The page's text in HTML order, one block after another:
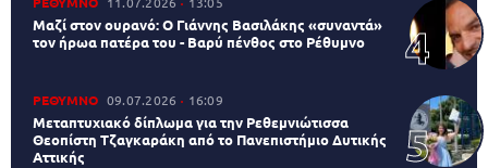
Μαζί στον ουρανό: Ο Γιάννης Βασιλάκης «συναντά»
τον ήρωα πατέρα του - Βαρύ πένθος στο Ρέθυμνο
ΡΕΘΥΜΝΟ 09.07.2026 16:09
Μεταπτυχιακό δίπλωμα για την Ρεθεμνιώτισσα
Θεοπίστη Τζαγκαράκη από το Πανεπιστήμιο Δυτικής
Αττικής